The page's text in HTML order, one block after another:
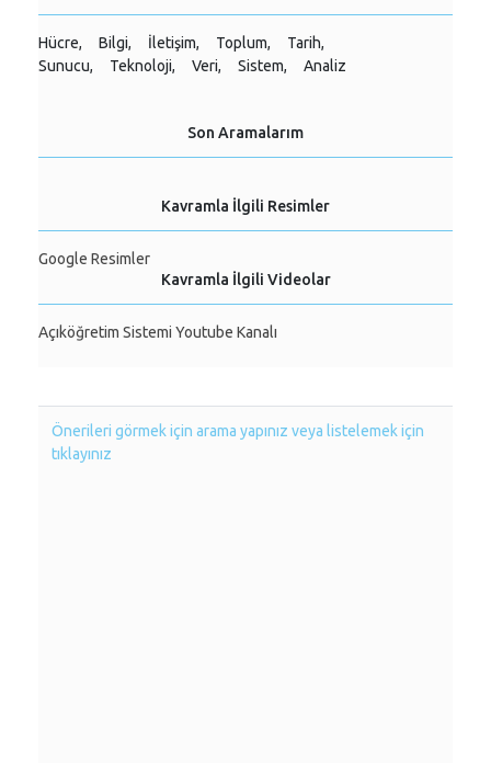
Hücre, Bilgi, İletişim, Toplum,
Tarih,
Sunucu,
Teknoloji, Veri, Sistem, Analiz
Son Aramalarım
Kavramla İlgili Resimler
Google Resimler
Kavramla İlgili Videolar
Açıköğretim Sistemi Youtube Kanalı
Önerileri görmek için arama yapınız veya listelemek için
tıklayınız